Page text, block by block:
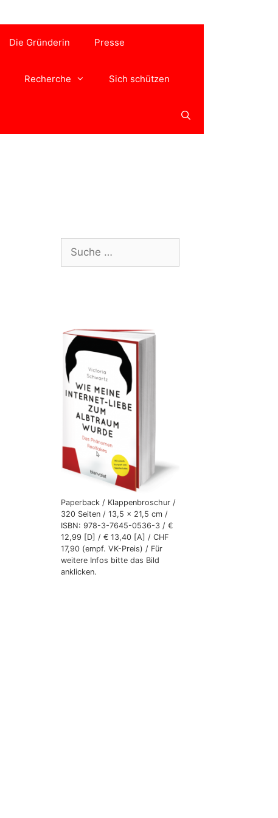
Die Gründerin Presse
Recherche Sich schützen
Suche
nach:
Paperback / Klappenbroschur /
320 Seiten / 13,5 x 21,5 cm /
ISBN: 978-3-7645-0536-3 / €
12,99 [D] / € 13,40 [A] / CHF
17,90 (empf. VK-Preis) / Für
weitere Infos bitte das Bild
anklicken.